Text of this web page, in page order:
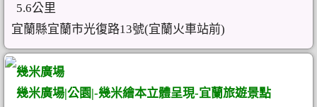
5.6公里
宜蘭縣宜蘭市光復路13號(宜蘭火車站前)
幾米廣場
幾米廣場|公園|-幾米繪本立體呈現-宜蘭旅遊景點